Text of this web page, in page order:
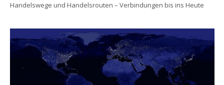
Handelswege und Handelsrouten – Verbindungen bis ins Heute